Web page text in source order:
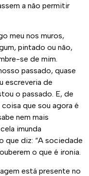
a não permitir
meu nos muros,
pintado ou não,
se de mim.
passado, quase
escreveria de
o passado. E, de
coisa que sou agora é
nem mais
imunda
que diz: “A sociedade
o que é ironia.
está presente no